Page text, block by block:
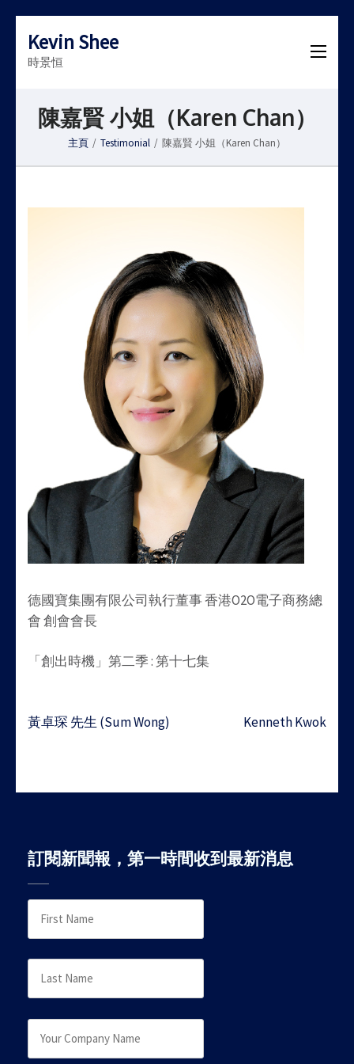
Kevin Shee
時景恒
陳嘉賢 小姐（Karen Chan）
主頁 / Testimonial / 陳嘉賢 小姐（Karen Chan）
德國寶集團有限公司執行董事 香港O2O電子商務總
會 創會會長
「創出時機」第二季 : 第十七集
Post
黃卓琛 先生 (Sum Wong) Kenneth Kwok
訂閱新聞報，第一時間收到最新消息